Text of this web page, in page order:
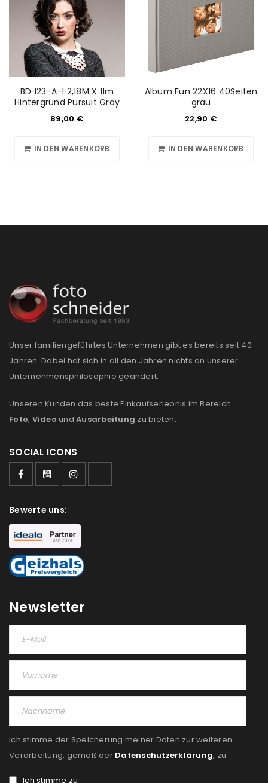
Anmeldeformular geschützt durch
PASSWORT VERGESSEN?
REGISTRIEREN
E-Mail-Adresse
deine E-Mail-Adresse gesendet.
NEWSLETTER ABONNIEREN
Please select all the ways you would like to hear from
Ich stimme zu
Ja, ich möchte ein Kundenkonto eröffnen und
akzeptiere dieDatenschutzerklärung. *
REGISTRIEREN
BD 123-A-1 2,18M X 11m
Hintergrund Pursuit Gray
89,00 €
IN DEN WARENKORB
Album Fun 22X16 40Seiten
grau
22,90 €
IN DEN WARENKORB
Unser familiengeführtes Unternehmen gibt es bereits seit 40
Jahren. Dabei hat sich in all den Jahren nichts an unserer
Unternehmensphilosophie geändert:
Unseren Kunden das beste Einkaufserlebnis im Bereich
Foto, Video und Ausarbeitung zu bieten.
SOCIAL ICONS
Bewerte uns:
Newsletter
Ich stimme der Speicherung meiner Daten zur weiteren
Verarbeitung, gemäß der Datenschutzerklärung, zu:
Ich stimme zu